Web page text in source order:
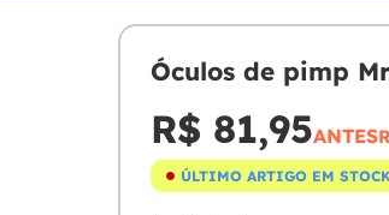
Óculos de pimp
R$ 81,95ANTES
ÚLTIMO ARTIGO EM